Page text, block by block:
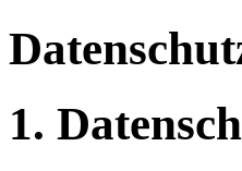
1.